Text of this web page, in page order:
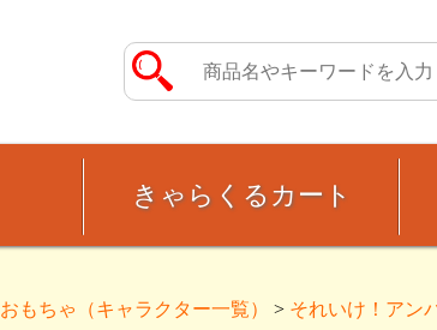
きゃらくるカート
おもちゃ（キャラクター一覧） > それいけ！アン